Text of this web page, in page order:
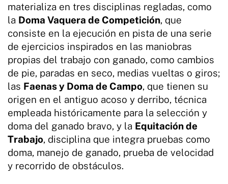
materializa en tres disciplinas regladas, como
la Doma Vaquera de Competición, que
consiste en la ejecución en pista de una serie
de ejercicios inspirados en las maniobras
propias del trabajo con ganado, como cambios
de pie, paradas en seco, medias vueltas o giros;
las Faenas y Doma de Campo, que tienen su
origen en el antiguo acoso y derribo, técnica
empleada históricamente para la selección y
doma del ganado bravo, y la Equitación de
Trabajo, disciplina que integra pruebas como
doma, manejo de ganado, prueba de velocidad
y recorrido de obstáculos.